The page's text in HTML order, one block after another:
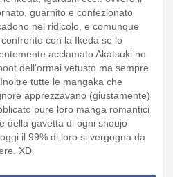
guarnito e confezionato
nel ridicolo, e comunque
con la Ikeda se lo
acclamato Akatsuki no
dell'ormai vetusto ma sempre
tutte le mangaka che
apprezzavano (giustamente)
pure loro manga romantici
della gavetta di ogni shoujo
il 99% di loro si vergogna da
XD